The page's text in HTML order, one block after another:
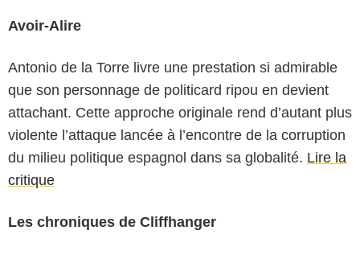
Avoir-Alire
Antonio de la Torre livre une prestation si admirable
que son personnage de politicard ripou en devient
attachant. Cette approche originale rend d’autant plus
violente l’attaque lancée à l’encontre de la corruption
du milieu politique espagnol dans sa globalité. Lire la
critique
Les chroniques de Cliffhanger